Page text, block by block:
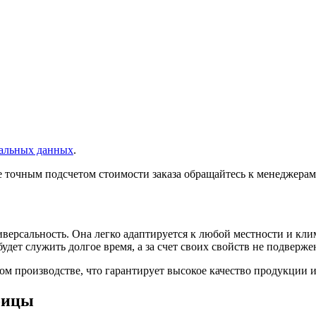
данных.
подсчетом стоимости заказа обращайтесь к
Она легко адаптируется к любой местности и
служить долгое время, а за счет своих свойств не
производстве, что гарантирует высокое качество